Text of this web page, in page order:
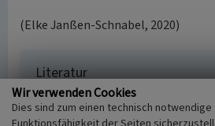
(Elke Janßen-Schnabel, 2020)
Literatur
Feinhals, Georg / Kauhsen, Bruno
Aachener Dom –
Wir verwenden Cookies
Dies sind zum einen technisch